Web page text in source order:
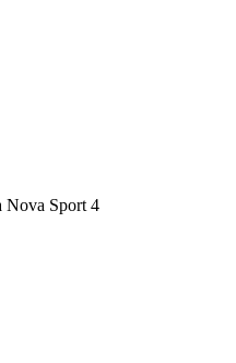
Nova Sport 4